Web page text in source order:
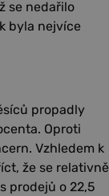
se nedařilo
byla nejvíce
propadly
Oproti
Vzhledem k
že se relativně
prodejů o 22,5